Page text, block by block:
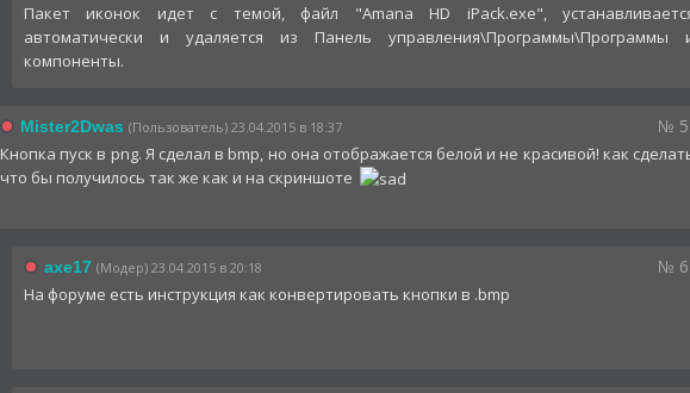
Пакет иконок идет с темой, файл "Amana HD iPack.exe",
автоматически и удаляется из Панель управления\Программы\Программы
компоненты.
Mister2Dwas (Пользователь) 23.04.2015 в 18:37 № 5
Кнопка пуск в png. Я сделал в bmp, но она отображается белой и не красивой! как
что бы получилось так же как и на скриншоте
axe17 (Модер) 23.04.2015 в 20:18 № 6
На форуме есть инструкция как конвертировать кнопки в .bmp